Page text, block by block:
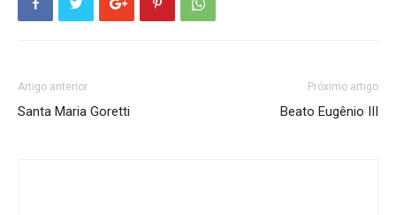
Artigo anterior
Santa Maria Goretti
Próximo artigo
Beato Eugênio III